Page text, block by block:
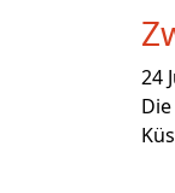
24
Die